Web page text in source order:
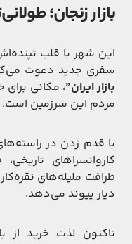
بازار زنجان؛
این شهر با قلب
سفری جدید دعوت
بازار ایران”، مکانی
مردم این سرزمین است.
با قدم زدن در
کاروانسراهای
ظرافت ملیله‌های
دیار پیوند می‌دهد.
تاکنون لذت خرید از